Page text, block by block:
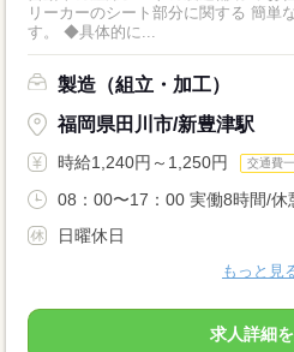
リーカーのシート部分に関する 簡単
す。 ◆具体的に...
製造（組立・加工）
福岡県田川市/新豊津駅
時給1,240円～1,250円 交通費
08：00〜17：00 実働8時間/休
日曜休日
もっと見
求人詳細